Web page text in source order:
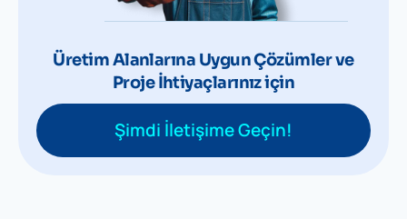
Üretim Alanlarına Uygun Çözümler ve
Proje İhtiyaçlarınız için
Şimdi İletişime Geçin!